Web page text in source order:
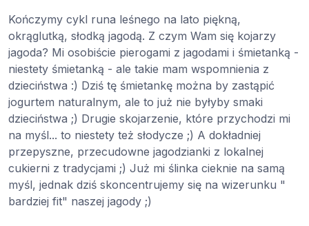
Kończymy cykl runa leśnego na lato piękną,
okrąglutką, słodką jagodą. Z czym Wam się kojarzy
jagoda? Mi osobiście pierogami z jagodami i śmietanką -
niestety śmietanką - ale takie mam wspomnienia z
dzieciństwa :) Dziś tę śmietankę można by zastąpić
jogurtem naturalnym, ale to już nie byłyby smaki
dzieciństwa ;) Drugie skojarzenie, które przychodzi mi
na myśl... to niestety też słodycze ;) A dokładniej
przepyszne, przecudowne jagodzianki z lokalnej
cukierni z tradycjami ;) Już mi ślinka cieknie na samą
myśl, jednak dziś skoncentrujemy się na wizerunku "
bardziej fit" naszej jagody ;)